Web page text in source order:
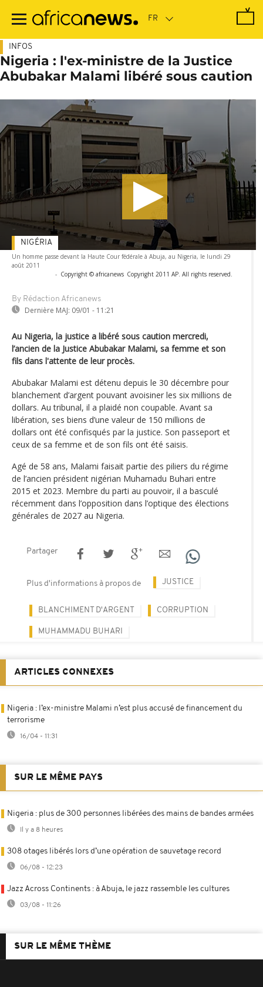
contenu
INFOS
Nigeria : l'ex-ministre de la Justice
Abubakar Malami libéré sous caution
Un homme passe devant la Haute Cour fédérale à Abuja, au Nigeria, le lundi 29
août 2011
- Copyright © africanews Copyright 2011 AP. All rights reserved.
By Rédaction Africanews
Dernière MAJ: 09/01 - 11:21
NIGÉRIA
Au Nigeria, la justice a libéré sous caution mercredi,
l’ancien de la Justice Abubakar Malami, sa femme et son
fils dans l'attente de leur procès.
Abubakar Malami est détenu depuis le 30 décembre pour
blanchement d’argent pouvant avoisiner les six millions de
dollars. Au tribunal, il a plaidé non coupable. Avant sa
libération, ses biens d’une valeur de 150 millions de
dollars ont été confisqués par la justice. Son passeport et
ceux de sa femme et de son fils ont été saisis.
Agé de 58 ans, Malami faisait partie des piliers du régime
de l’ancien président nigérian Muhamadu Buhari entre
2015 et 2023. Membre du parti au pouvoir, il a basculé
récemment dans l’opposition dans l’optique des élections
générales de 2027 au Nigeria.
Partager
Plus d'informations à propos de JUSTICE
BLANCHIMENT D'ARGENT CORRUPTION
MUHAMMADU BUHARI
ARTICLES CONNEXES
Nigeria : l’ex-ministre Malami n’est plus accusé de financement du
terrorisme
16/04 - 11:31
SUR LE MÊME PAYS
Nigeria : plus de 300 personnes libérées des mains de bandes armées
Il y a 8 heures
308 otages libérés lors d’une opération de sauvetage record
06/08 - 12:23
Jazz Across Continents : à Abuja, le jazz rassemble les cultures
03/08 - 11:26
SUR LE MÊME THÈME